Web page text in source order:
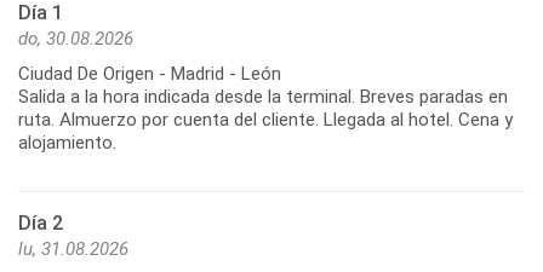
Día 1
do, 30.08.2026
Ciudad De Origen - Madrid - León
Salida a la hora indicada desde la terminal. Breves paradas en
ruta. Almuerzo por cuenta del cliente. Llegada al hotel. Cena y
alojamiento.
Día 2
lu, 31.08.2026